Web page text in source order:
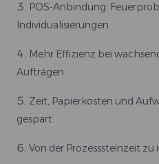
POS-Anbindung:
Individualisierungen
Mehr Effizienz bei
Aufträgen
Zeit, Papierkosten und
gespart
Von der Prozesssteinzeit